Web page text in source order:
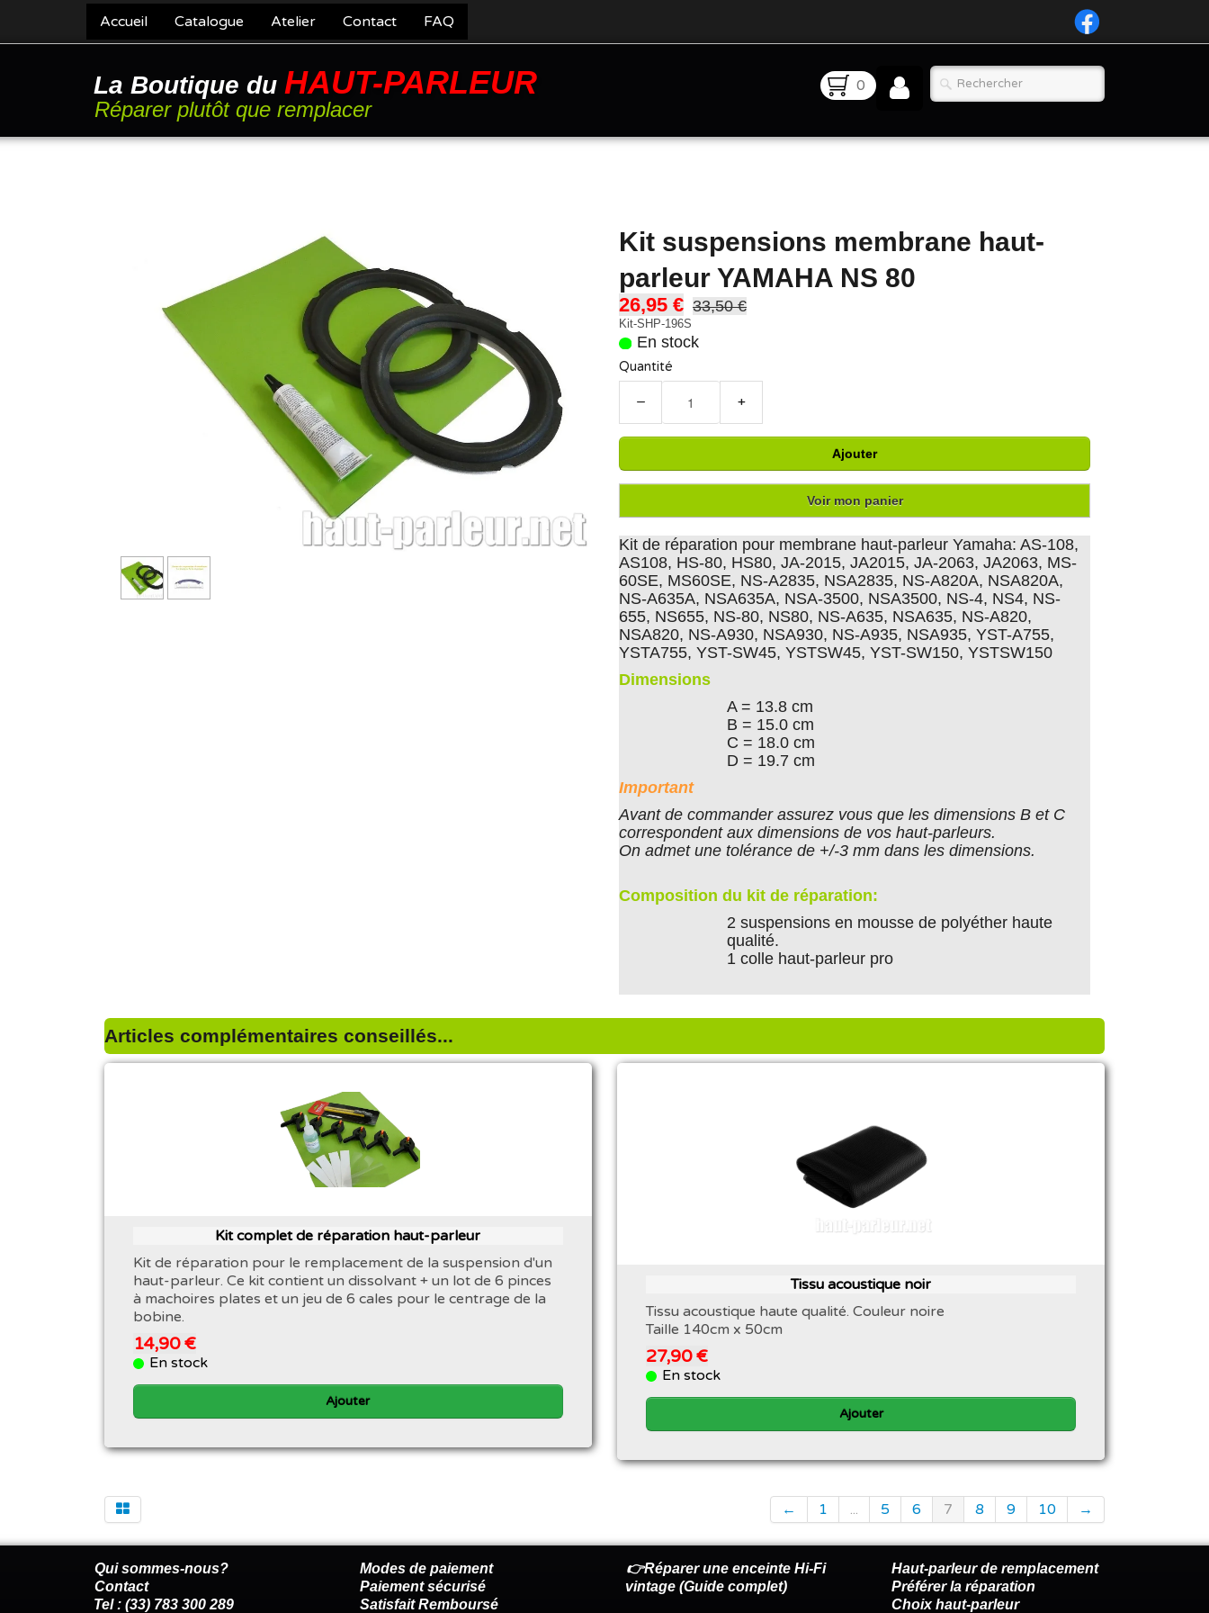
Accueil Catalogue Atelier Contact FAQ
La Boutique du HAUT-PARLEUR
Réparer plutôt que remplacer
0
Kit suspensions membrane haut-
parleur YAMAHA NS 80
26,95 € 33,50 €
Kit-SHP-196S
En stock
Quantité
− +
Ajouter
Voir mon panier
Kit de réparation pour membrane haut-parleur Yamaha: AS-108,
AS108, HS-80, HS80, JA-2015, JA2015, JA-2063, JA2063, MS-
60SE, MS60SE, NS-A2835, NSA2835, NS-A820A, NSA820A,
NS-A635A, NSA635A, NSA-3500, NSA3500, NS-4, NS4, NS-
655, NS655, NS-80, NS80, NS-A635, NSA635, NS-A820,
NSA820, NS-A930, NSA930, NS-A935, NSA935, YST-A755,
YSTA755, YST-SW45, YSTSW45, YST-SW150, YSTSW150
Dimensions
A = 13.8 cm
B = 15.0 cm
C = 18.0 cm
D = 19.7 cm
Important
Avant de commander assurez vous que les dimensions B et C
correspondent aux dimensions de vos haut-parleurs.
On admet une tolérance de +/-3 mm dans les dimensions.
Composition du kit de réparation:
2 suspensions en mousse de polyéther haute
qualité.
1 colle haut-parleur pro
Articles complémentaires conseillés...
Kit complet de réparation haut-parleur
Kit de réparation pour le remplacement de la suspension d'un
haut-parleur. Ce kit contient un dissolvant + un lot de 6 pinces
à machoires plates et un jeu de 6 cales pour le centrage de la
bobine.
14,90 €
En stock
Ajouter
Tissu acoustique noir
Tissu acoustique haute qualité. Couleur noire
Taille 140cm x 50cm
27,90 €
En stock
Ajouter
← 1 ... 5 6 7 8 9 10 →
Qui sommes-nous?
Contact
Tel : (33) 783 300 289
Modes de paiement
Paiement sécurisé
Satisfait Remboursé
👉Réparer une enceinte Hi-Fi
vintage (Guide complet)
Haut-parleur de remplacement
Préférer la réparation
Choix haut-parleur